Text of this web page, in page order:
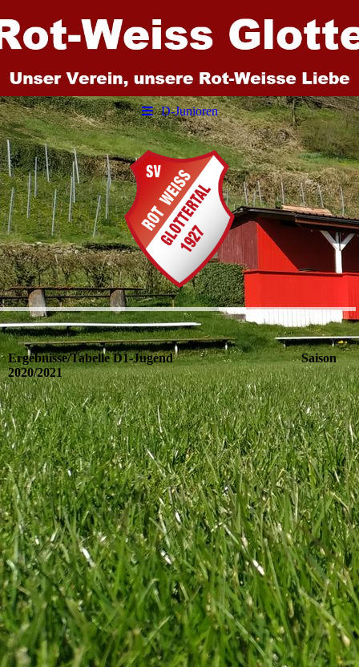
D-Junioren
SV Rot Weiss Glottertal
Ergebnisse/Tabelle D1-Jugend Saison
2020/2021